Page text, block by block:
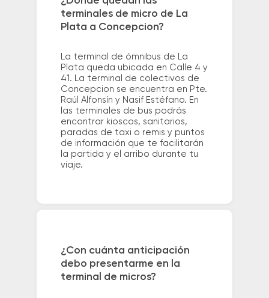
terminales de micro de La
Plata a Concepcion?
La terminal de ómnibus de La
Plata queda ubicada en Calle 4 y
41. La terminal de colectivos de
Concepcion se encuentra en Pte.
Raúl Alfonsín y Nasif Estéfano. En
las terminales de bus podrás
encontrar kioscos, sanitarios,
paradas de taxi o remis y puntos
de información que te facilitarán
la partida y el arribo durante tu
viaje.
¿Con cuánta anticipación
debo presentarme en la
terminal de micros?